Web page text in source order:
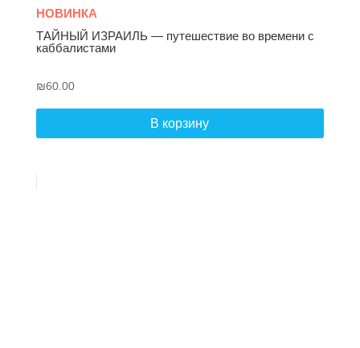
НОВИНКА
ТАЙНЫЙ ИЗРАИЛЬ — путешествие во времени с
каббалистами
₪60.00
В корзину